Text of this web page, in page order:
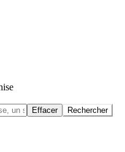
Effacer Rechercher